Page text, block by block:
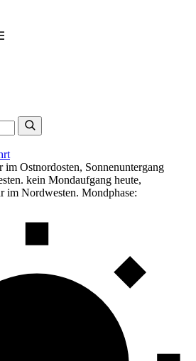
im Ostnordosten, Sonnenuntergang
kein Mondaufgang heute,
im Nordwesten. Mondphase: